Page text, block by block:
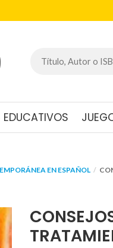
EDUCATIVOS
EN ESPAÑOL